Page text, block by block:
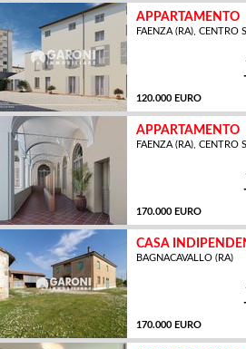
APPARTAMENTO
FAENZA (RA), CENTRO
120.000 EURO
APPARTAMENTO
FAENZA (RA), CENTRO
170.000 EURO
CASA
BAGNACAVALLO (RA)
170.000 EURO